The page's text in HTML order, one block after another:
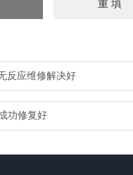
反应维修解决好
功修复好